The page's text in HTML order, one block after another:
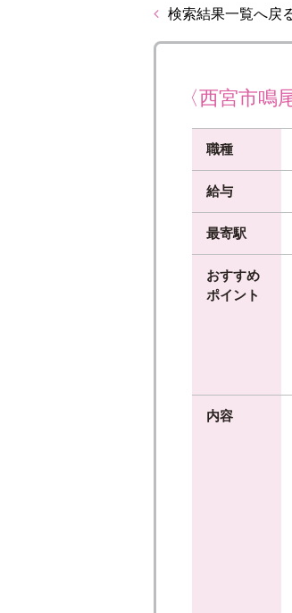
検索結果一覧へ戻
〈西宮市
職種
給与
最寄駅
おすすめ
ポイント
内容